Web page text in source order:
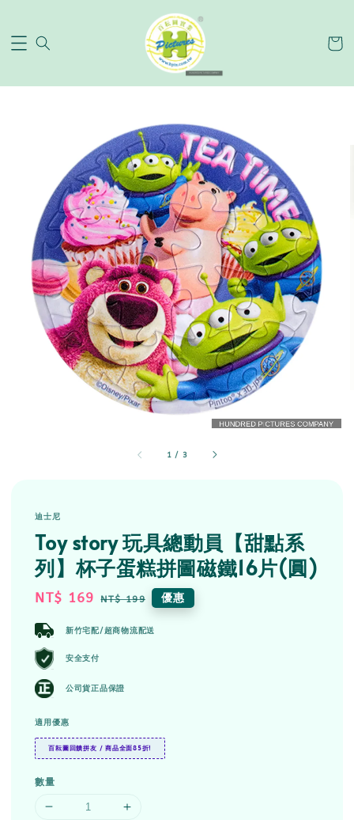
1 / 3
迪士尼
Toy story 玩具總動員【甜點系
列】杯子蛋糕拼圖磁鐵16片(圓)
Sale
NT$ 169 Regular
NT$ 199 優惠
新竹宅配/超商物流配送
安全支付
公司貨正品保證
適用優惠
百耘圖回饋拼友 / 商品全面85折!
數量